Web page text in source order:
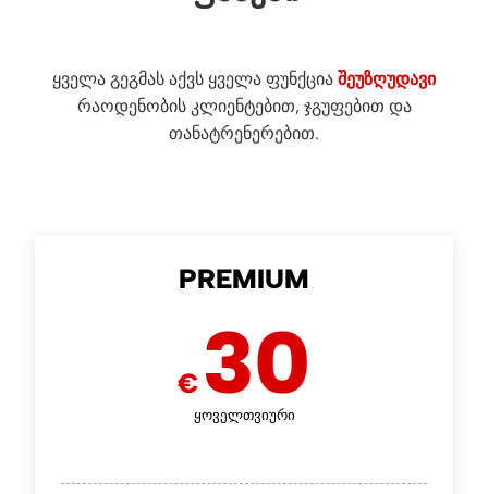
ყველა გეგმას აქვს ყველა ფუნქცია შეუზღუდავი
რაოდენობის კლიენტებით, ჯგუფებით და
თანატრენერებით.
PREMIUM
€ 30
ყოველთვიური